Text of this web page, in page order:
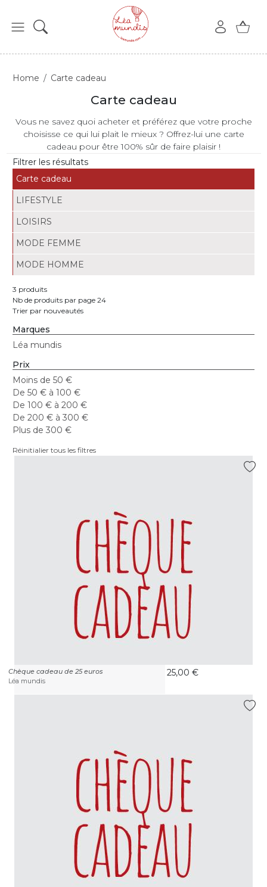
Home Carte cadeau
Carte cadeau
Vous ne savez quoi acheter et préférez que votre proche
choisisse ce qui lui plait le mieux ? Offrez-lui une carte
cadeau pour être 100% sûr de faire plaisir !
Filtrer les résultats
Carte cadeau
LIFESTYLE
LOISIRS
MODE FEMME
MODE HOMME
3 produits
Nb de produits par page 24
Trier par nouveautés
Marques
Léa mundis
Prix
Moins de 50 €
De 50 € à 100 €
De 100 € à 200 €
De 200 € à 300 €
Plus de 300 €
Réinitialier tous les filtres
Chèque cadeau de 25 euros
Léa mundis
25,00 €